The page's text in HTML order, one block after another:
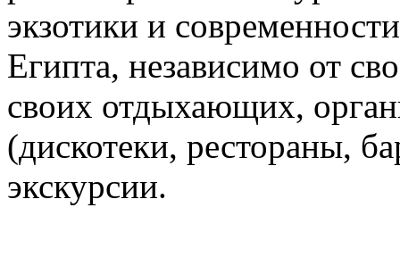
экзотики и
Египта, независимо от
своих отдыхающих,
(дискотеки, рестораны,
экскурсии.